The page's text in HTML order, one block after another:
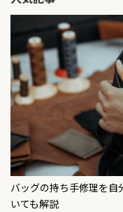
バッグの持ち手修理を
いても解説